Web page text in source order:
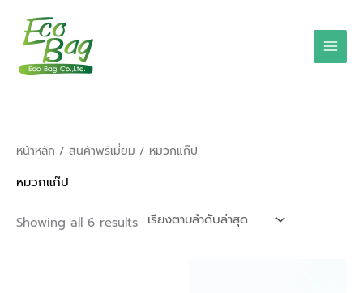
content
หน้าหลัก / สินค้าพรีเมี่ยม / หมวกแก๊ป
หมวกแก๊ป
Showing all 6 results
Sorted
by